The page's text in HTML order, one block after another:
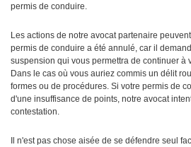
permis de conduire.
Les actions de notre avocat partenaire
permis de conduire a été annulé, car il
suspension qui vous permettra de continuer à
Dans le cas où vous auriez commis un délit
formes ou de procédures. Si votre permis de
d'une insuffisance de points, notre avocat
contestation.
Il n'est pas chose aisée de se défendre seul